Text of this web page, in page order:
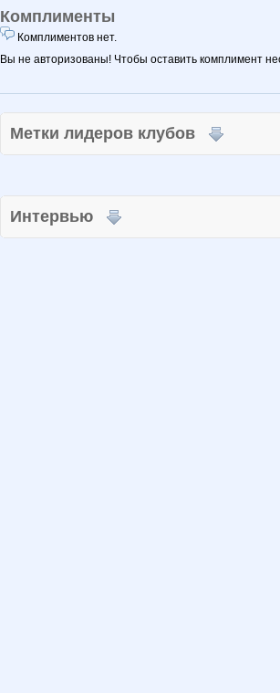
Комплименты
Комплиментов нет.
Вы не авторизованы! Чтобы оставить комплимент
Метки лидеров клубов
Интервью